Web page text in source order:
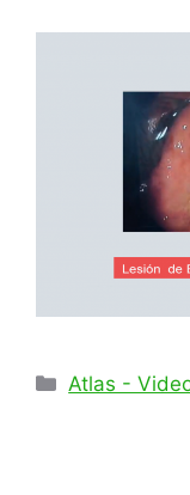
Categorías
Atlas -